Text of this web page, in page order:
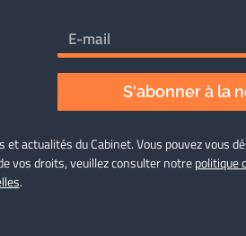
S'abonner à la
actualités du Cabinet. Vous pouvez vous
vos droits, veuillez consulter notrepolitique
.